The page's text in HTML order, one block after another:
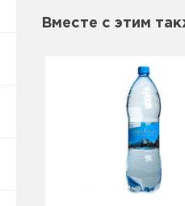
Вместе с этим